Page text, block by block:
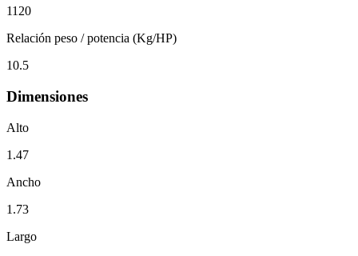
1120
Relación peso / potencia (Kg/HP)
10.5
Dimensiones
Alto
1.47
Ancho
1.73
Largo